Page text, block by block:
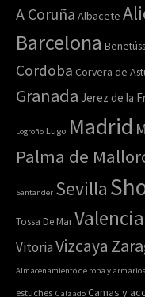
A Coruña Albacete
Barcelona
Cordoba Corvera de
Granada Jerez de la
Logroño Lugo Madrid
Palma de
Santander Sevilla
Tossa De MarValencia
VitoriaVizcaya
Almacenamiento de ropa y armarios
estuches Calzado Camas y